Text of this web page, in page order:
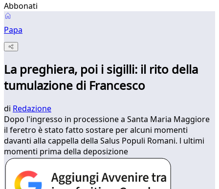
Abbonati
Papa
La preghiera, poi i sigilli: il rito della
tumulazione di Francesco
di Redazione
Dopo l'ingresso in processione a Santa Maria Maggiore
il feretro è stato fatto sostare per alcuni momenti
davanti alla cappella della Salus Populi Romani. l ultimi
momenti prima della deposizione